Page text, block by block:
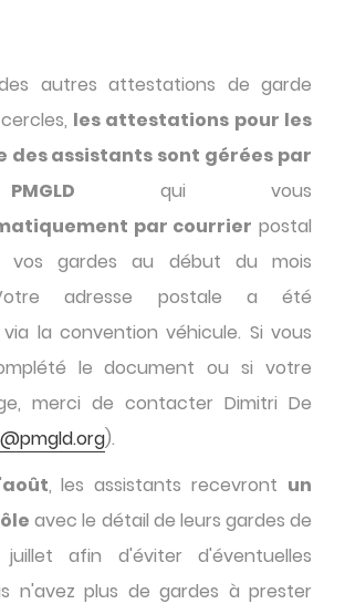
autres attestations de garde
les attestations pour les
des assistants sont gérées par
qui vous
par courrier postal
vos gardes au début du mois
adresse postale a été
la convention véhicule. Si vous
le document ou si votre
merci de contacter Dimitri De
).
août, les assistants recevront un
avec le détail de leurs gardes de
afin d'éviter d'éventuelles
n'avez plus de gardes à prester